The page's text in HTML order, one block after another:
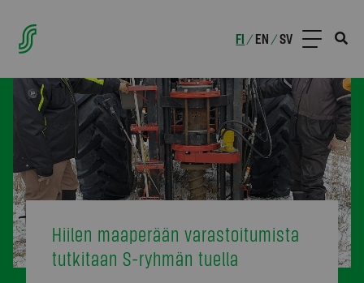
FI /EN /SV
Hiilen maaperään varastoitumista
tutkitaan S-ryhmän tuella